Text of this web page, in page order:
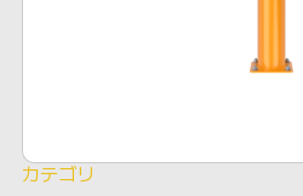
カテゴリ